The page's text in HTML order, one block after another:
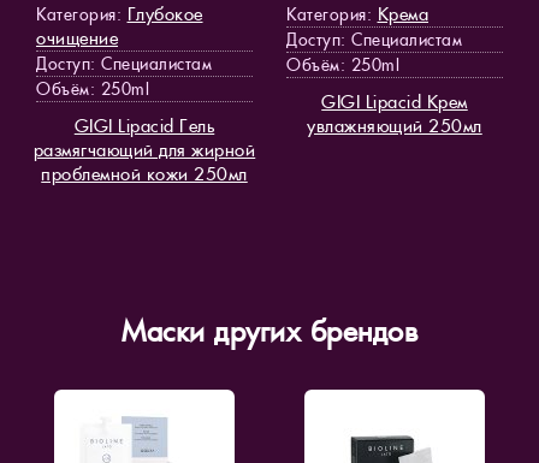
Категория: Глубокое
очищение
Доступ: Специалистам
Объём: 250ml
GIGI Lipacid Гель
размягчающий для жирной
проблемной кожи 250мл
Категория: Крема
Доступ: Специалистам
Объём: 250ml
GIGI Lipacid Крем
увлажняющий 250мл
Маски других брендов